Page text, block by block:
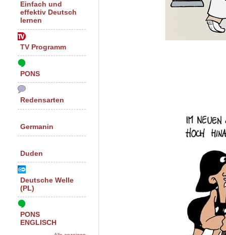
Einfach und
effektiv Deutsch
lernen
TV Programm
PONS
Redensarten
Germanin
Duden
Deutsche Welle
(PL)
PONS
ENGLISCH